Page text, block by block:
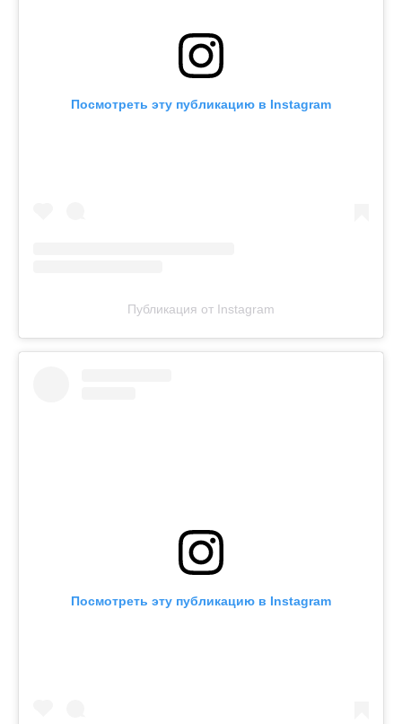
Посмотреть эту публикацию в Instagram
Публикация от Instagram
Посмотреть эту публикацию в Instagram